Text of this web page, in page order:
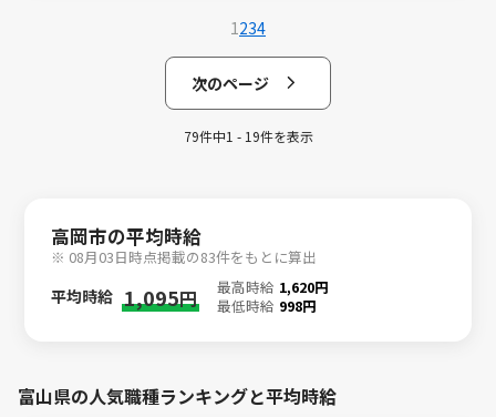
1234
次のページ
79件中1 - 19件を表示
高岡市の平均時給
※ 08月03日時点掲載の83件をもとに算出
平均時給 1,095円 最高時給 1,620円
最低時給 998円
富山県の人気職種ランキングと平均時給